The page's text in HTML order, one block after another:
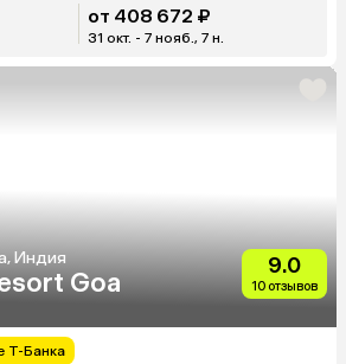
от 408 672 ₽
31 окт. - 7 нояб., 7 н.
Индия
Goa
9.0
10 отзывов
Т-Банка